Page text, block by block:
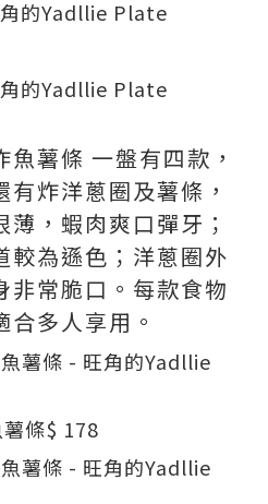
薯條 一盤有四款，
炸洋蔥圈及薯條，
，蝦肉爽口彈牙；
較為遜色；洋蔥圈外
非常脆口。每款食物
多人享用。
條$ 178